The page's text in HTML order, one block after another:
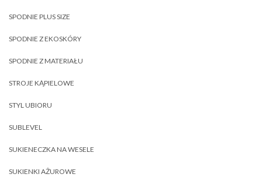
SPODNIE PLUS SIZE
SPODNIE Z EKOSKÓRY
SPODNIE Z MATERIAŁU
STROJE KĄPIELOWE
STYL UBIORU
SUBLEVEL
SUKIENECZKA NA WESELE
SUKIENKI AŻUROWE